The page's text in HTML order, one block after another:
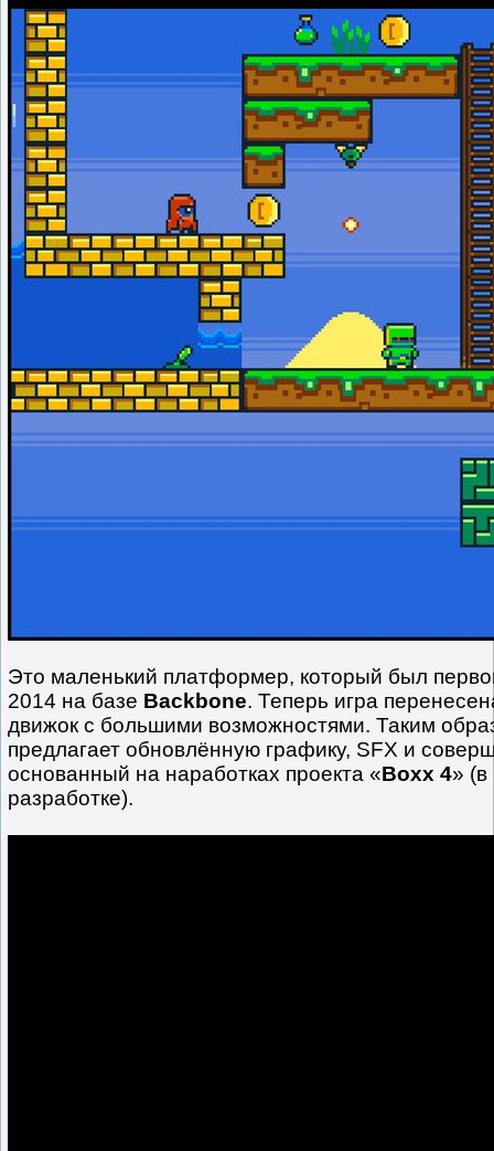
Это маленький платформер, который был
2014 на базе Backbone. Теперь игра
движок с большими возможностями. Таким
предлагает обновлённую графику, SFX и
основанный на наработках проекта «Boxx 4» (в
разработке).